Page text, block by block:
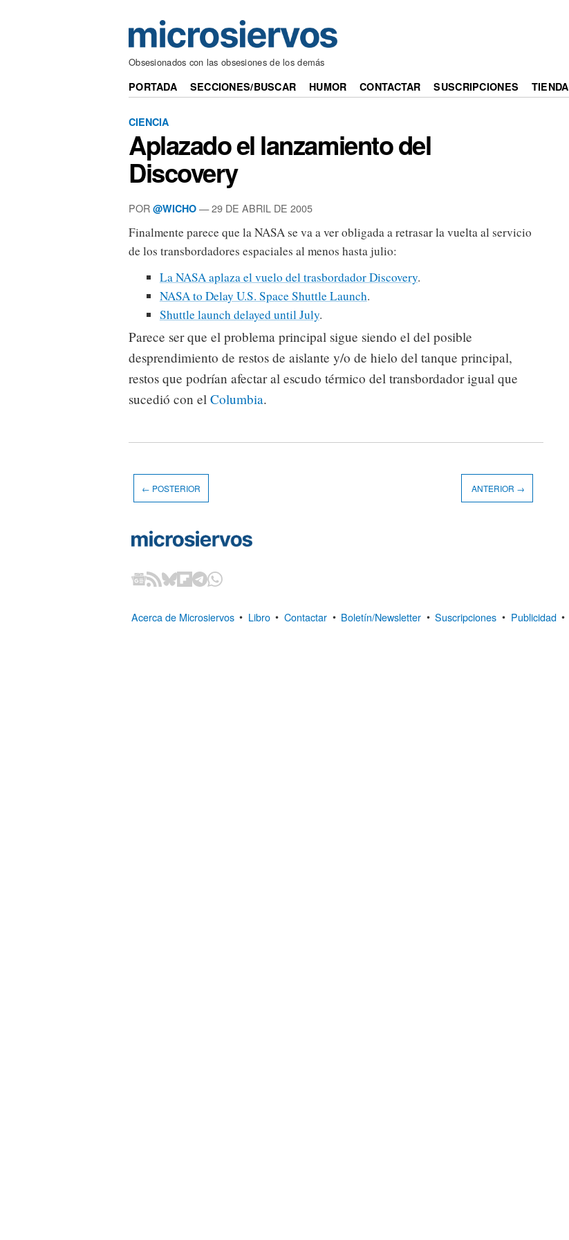
Obsesionados con las obsesiones de los demás
PORTADA SECCIONES/BUSCAR HUMOR CONTACTAR SUSCRIPCIONES TIENDA
CIENCIA
Aplazado el lanzamiento del
Discovery
POR @WICHO — 29 DE ABRIL DE 2005
Finalmente parece que la NASA se va a ver obligada a retrasar la vuelta al servicio
de los transbordadores espaciales al menos hasta julio:
La NASA aplaza el vuelo del trasbordador Discovery.
NASA to Delay U.S. Space Shuttle Launch.
Shuttle launch delayed until July.
Parece ser que el problema principal sigue siendo el del posible
desprendimiento de restos de aislante y/o de hielo del tanque principal,
restos que podrían afectar al escudo térmico del transbordador igual que
sucedió con el Columbia.
← POSTERIOR ANTERIOR →
Acerca de Microsiervos • Libro • Contactar • Boletín/Newsletter • Suscripciones • Publicidad •